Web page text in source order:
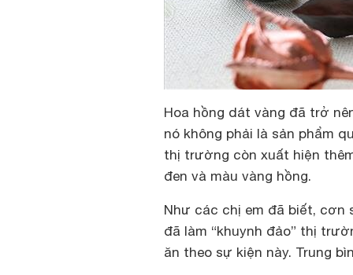
Hoa hồng dát vàng đã trở
nó không phải là sản phẩm
thị trường còn xuất hiện
đen và màu vàng hồng.
Như các chị em đã biết,
đã làm “khuynh đảo” thị
ăn theo sự kiện này. Trung